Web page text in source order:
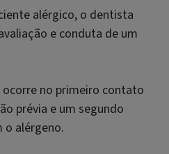
alérgico, o dentista
e conduta de um
no primeiro contato
prévia e um segundo
alérgeno.